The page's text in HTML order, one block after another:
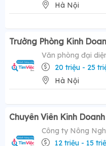
Hà Nội
Trưởng Phòng Kinh
20 triệu - 25
Hà Nội
Chuyên Viên Kinh
Công ty Nông
12 triệu - 15